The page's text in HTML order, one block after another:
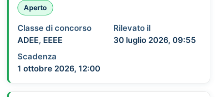
Aperto
Classe di concorso
ADEE, EEEE
Rilevato il
30 luglio 2026, 09:55
Scadenza
1 ottobre 2026, 12:00